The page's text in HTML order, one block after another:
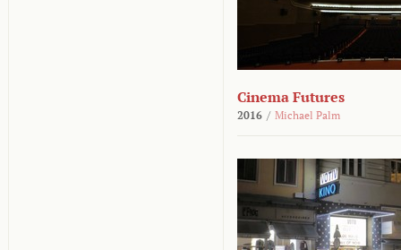
Cinema Futures
2016 / Michael Palm